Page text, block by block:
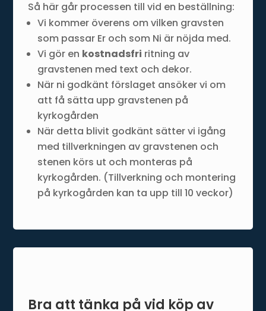
Så här går processen till vid en beställning:
Vi kommer överens om vilken gravsten
som passar Er och som Ni är nöjda med.
Vi gör en kostnadsfri ritning av
gravstenen med text och dekor.
När ni godkänt förslaget ansöker vi om
att få sätta upp gravstenen på
kyrkogården
När detta blivit godkänt sätter vi igång
med tillverkningen av gravstenen och
stenen körs ut och monteras på
kyrkogården. (Tillverkning och montering
på kyrkogården kan ta upp till 10 veckor)
Bra att tänka på vid köp av